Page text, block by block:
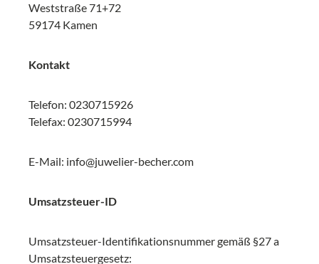
Weststraße 71+72
59174 Kamen
Kontakt
Telefon: 0230715926
Telefax: 0230715994
E-Mail: info@juwelier-becher.com
Umsatzsteuer-ID
Umsatzsteuer-Identifikationsnummer gemäß §27 a
Umsatzsteuergesetz: